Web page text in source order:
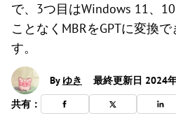
で、3つ目はWindows 11、
ことなくMBRをGPTに変換
す。
By ゆき
最終更新日 2024
共有：